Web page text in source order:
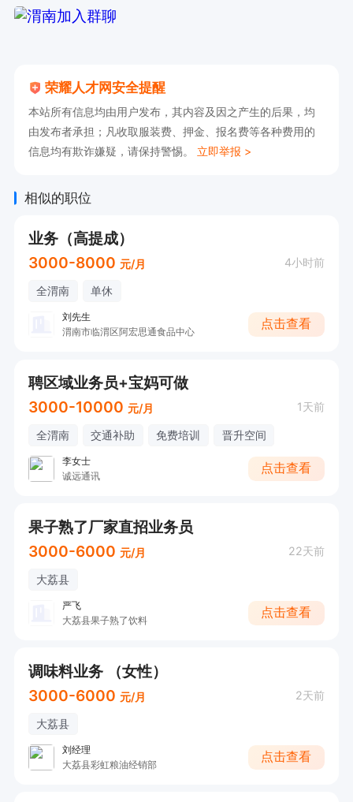
荣耀人才网安全提醒
本站所有信息均由用户发布，其内容及因之产生的后果，均
由发布者承担；凡收取服装费、押金、报名费等各种费用的
信息均有欺诈嫌疑，请保持警惕。 立即举报 >
相似的职位
业务（高提成）
3000-8000 元/月 4小时前
全渭南 单休
刘先生
渭南市临渭区阿宏思通食品中心
点击查看
聘区域业务员+宝妈可做
3000-10000 元/月 1天前
全渭南 交通补助 免费培训 晋升空间
李女士
诚远通讯
点击查看
果子熟了厂家直招业务员
3000-6000 元/月 22天前
大荔县
严飞
大荔县果子熟了饮料
点击查看
调味料业务 （女性）
3000-6000 元/月 2天前
大荔县
刘经理
大荔县彩虹粮油经销部
点击查看